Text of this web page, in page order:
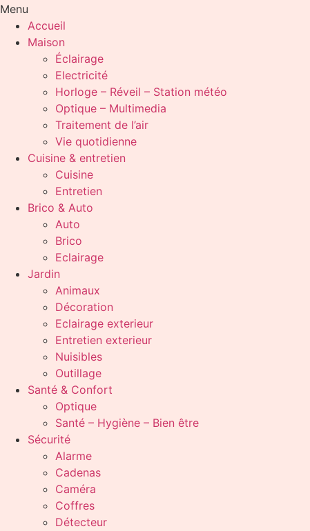
Menu
Accueil
Maison
Éclairage
Electricité
Horloge – Réveil – Station météo
Optique – Multimedia
Traitement de l’air
Vie quotidienne
Cuisine & entretien
Cuisine
Entretien
Brico & Auto
Auto
Brico
Eclairage
Jardin
Animaux
Décoration
Eclairage exterieur
Entretien exterieur
Nuisibles
Outillage
Santé & Confort
Optique
Santé – Hygiène – Bien être
Sécurité
Alarme
Cadenas
Caméra
Coffres
Détecteur